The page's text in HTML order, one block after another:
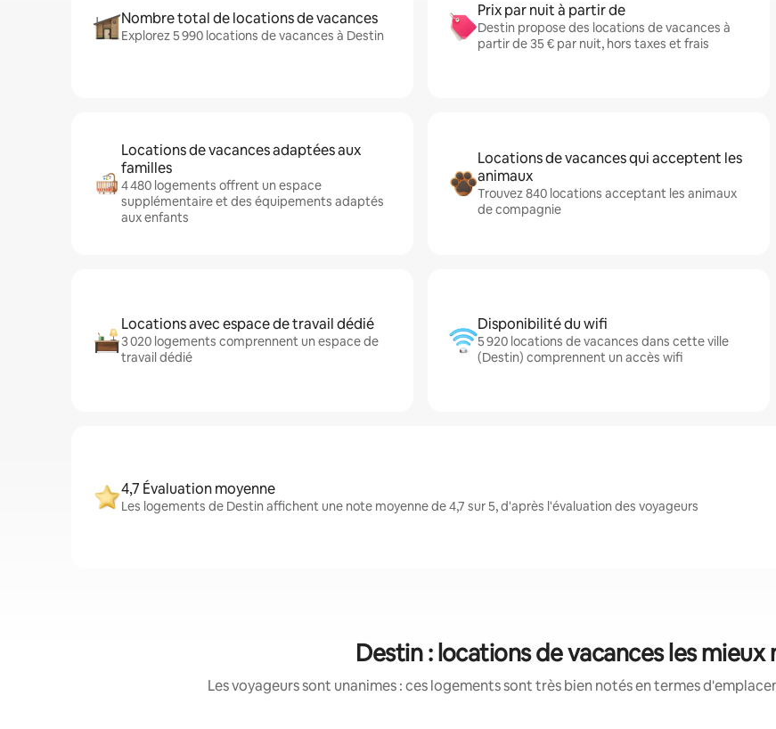
Nombre total de locations de vacances
Explorez 5 990 locations de vacances à Destin
Prix par nuit à partir de
Destin propose des locations de vacances à
partir de 35 € par nuit, hors taxes et frais
Locations de vacances adaptées aux
familles
4 480 logements offrent un espace
supplémentaire et des équipements adaptés
aux enfants
Locations de vacances qui acceptent les
animaux
Trouvez 840 locations acceptant les animaux
de compagnie
Locations avec espace de travail dédié
3 020 logements comprennent un espace de
travail dédié
Disponibilité du wifi
5 920 locations de vacances dans cette ville
(Destin) comprennent un accès wifi
4,7 Évaluation moyenne
Les logements de Destin affichent une note moyenne de 4,7 sur 5, d'après l'évaluation des voyageurs
Destin : locations de vacances les mieux
Les voyageurs sont unanimes : ces logements sont très bien notés en termes